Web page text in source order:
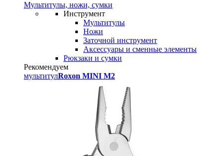
Мультитулы, ножи, сумки
Инструмент
Мультитулы
Ножи
Заточной инструмент
Аксессуары и сменные элементы
Рюкзаки и сумки
Рекомендуем
мультитулRoxon MINI M2